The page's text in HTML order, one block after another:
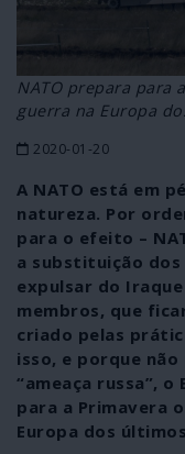
NATO prepara para
guerra na Europa
2020-01-20
A NATO está em
natureza. Por
para o efeito –
a substituição
expulsar do
membros, que
criado pelas
isso, e porque
“ameaça russa”,
para a Primavera
Europa dos